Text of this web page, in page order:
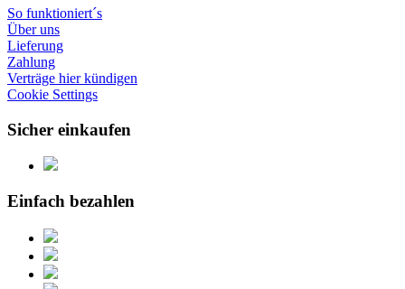
So funktioniert´s
Über uns
Lieferung
Zahlung
Verträge hier kündigen
Cookie Settings
Sicher einkaufen
Einfach bezahlen